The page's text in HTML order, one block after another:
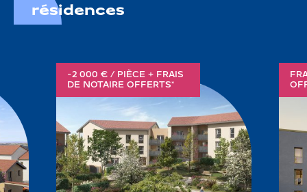
résidences
-2 000 € / PIÈCE + FRAIS
DE NOTAIRE OFFERTS*